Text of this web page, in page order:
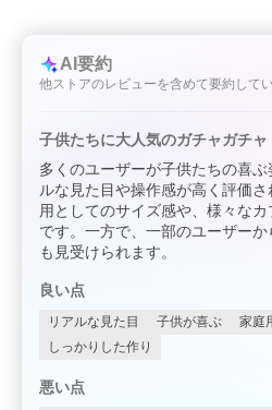
AI要約
他ストアのレビューを含めて要約してい
子供たちに大人気のガチャガチャ
多くのユーザーが子供たちの喜
ルな見た目や操作感が高く評価
用としてのサイズ感や、様々な
です。一方で、一部のユーザー
も見受けられます。
良い点
リアルな見た目 子供が喜ぶ 家庭
しっかりした作り
悪い点